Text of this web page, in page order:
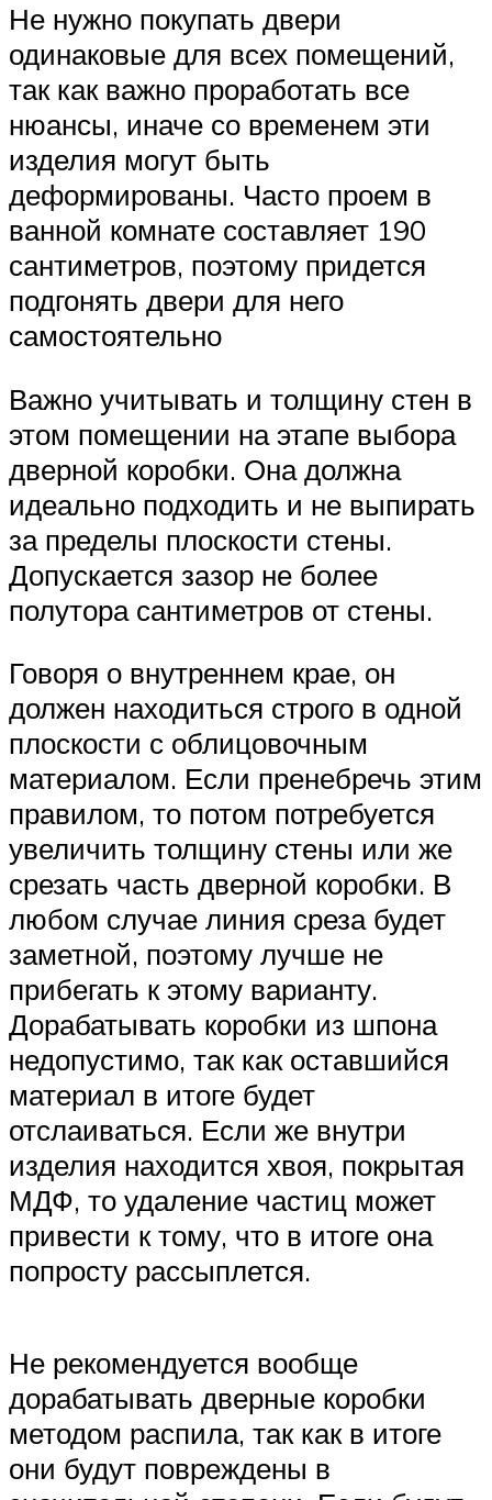
Не нужно покупать двери
одинаковые для всех помещений,
так как важно проработать все
нюансы, иначе со временем эти
изделия могут быть
деформированы. Часто проем в
ванной комнате составляет 190
сантиметров, поэтому придется
подгонять двери для него
самостоятельно
Важно учитывать и толщину стен в
этом помещении на этапе выбора
дверной коробки. Она должна
идеально подходить и не выпирать
за пределы плоскости стены.
Допускается зазор не более
полутора сантиметров от стены.
Говоря о внутреннем крае, он
должен находиться строго в одной
плоскости с облицовочным
материалом. Если пренебречь этим
правилом, то потом потребуется
увеличить толщину стены или же
срезать часть дверной коробки. В
любом случае линия среза будет
заметной, поэтому лучше не
прибегать к этому варианту.
Дорабатывать коробки из шпона
недопустимо, так как оставшийся
материал в итоге будет
отслаиваться. Если же внутри
изделия находится хвоя, покрытая
МДФ, то удаление частиц может
привести к тому, что в итоге она
попросту рассыплется.
Не рекомендуется вообще
дорабатывать дверные коробки
методом распила, так как в итоге
они будут повреждены в